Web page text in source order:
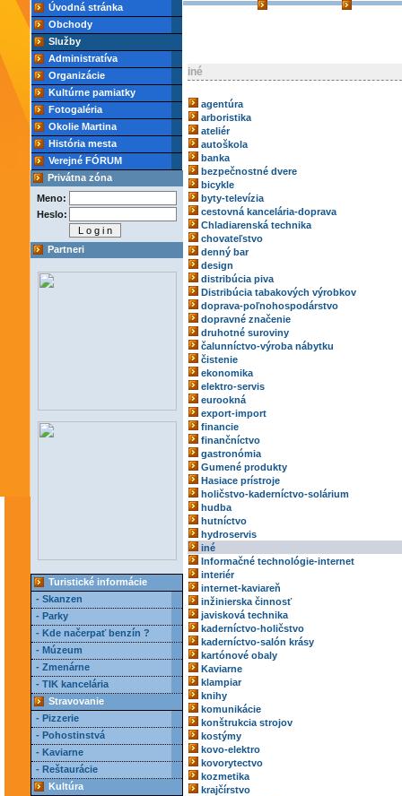
Úvodná stránka
Obchody
Služby
Administratíva
Organizácie
Kultúrne pamiatky
Fotogaléria
Okolie Martina
História mesta
Verejné FÓRUM
Privátna zóna
Meno:
Heslo:
Partneri
Turistické informácie
- Skanzen
- Parky
- Kde načerpať benzín ?
- Múzeum
- Zmenárne
- TIK kancelária
Stravovanie
- Pizzerie
- Pohostinstvá
- Kaviarne
- Reštaurácie
Kultúra
iné
agentúra
arboristika
ateliér
autoškola
banka
bezpečnostné dvere
bicykle
byty-televízia
cestovná kancelária-doprava
Chladiarenská technika
chovateľstvo
denný bar
design
distribúcia piva
Distribúcia tabakových výrobkov
doprava-poľnohospodárstvo
dopravné značenie
druhotné suroviny
čalunníctvo-výroba nábytku
čistenie
ekonomika
elektro-servis
eurookná
export-import
financie
finančníctvo
gastronómia
Gumené produkty
Hasiace prístroje
holičstvo-kaderníctvo-solárium
hudba
hutníctvo
hydroservis
iné
Informačné technológie-internet
interiér
internet-kaviareň
inžinierska činnosť
javisková technika
kaderníctvo-holičstvo
kaderníctvo-salón krásy
kartónové obaly
Kaviarne
klampiar
knihy
komunikácie
konštrukcia strojov
kostýmy
kovo-elektro
kovorytectvo
kozmetika
krajčírstvo